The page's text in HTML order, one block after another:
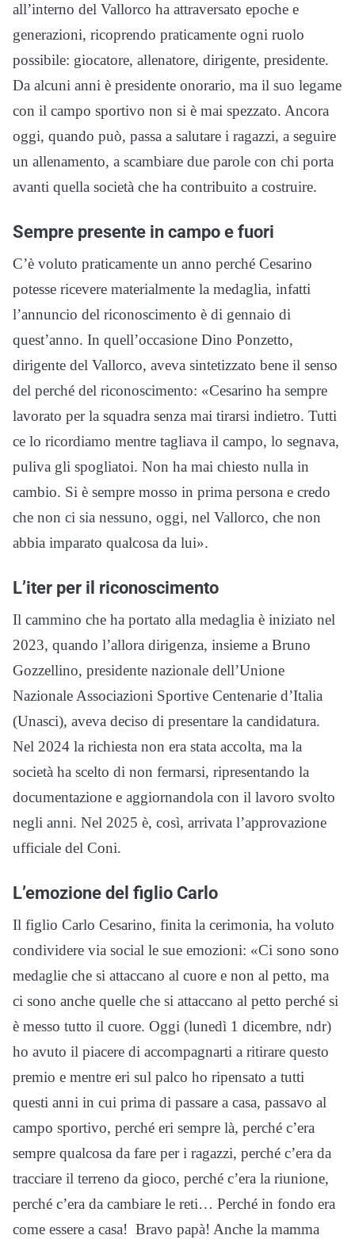
all’interno del Vallorco ha attraversato epoche e
generazioni, ricoprendo praticamente ogni ruolo
possibile: giocatore, allenatore, dirigente, presidente.
Da alcuni anni è presidente onorario, ma il suo legame
con il campo sportivo non si è mai spezzato. Ancora
oggi, quando può, passa a salutare i ragazzi, a seguire
un allenamento, a scambiare due parole con chi porta
avanti quella società che ha contribuito a costruire.
Sempre presente in campo e fuori
C’è voluto praticamente un anno perché Cesarino
potesse ricevere materialmente la medaglia, infatti
l’annuncio del riconoscimento è di gennaio di
quest’anno. In quell’occasione Dino Ponzetto,
dirigente del Vallorco, aveva sintetizzato bene il senso
del perché del riconoscimento: «Cesarino ha sempre
lavorato per la squadra senza mai tirarsi indietro. Tutti
ce lo ricordiamo mentre tagliava il campo, lo segnava,
puliva gli spogliatoi. Non ha mai chiesto nulla in
cambio. Si è sempre mosso in prima persona e credo
che non ci sia nessuno, oggi, nel Vallorco, che non
abbia imparato qualcosa da lui».
L’iter per il riconoscimento
Il cammino che ha portato alla medaglia è iniziato nel
2023, quando l’allora dirigenza, insieme a Bruno
Gozzellino, presidente nazionale dell’Unione
Nazionale Associazioni Sportive Centenarie d’Italia
(Unasci), aveva deciso di presentare la candidatura.
Nel 2024 la richiesta non era stata accolta, ma la
società ha scelto di non fermarsi, ripresentando la
documentazione e aggiornandola con il lavoro svolto
negli anni. Nel 2025 è, così, arrivata l’approvazione
ufficiale del Coni.
L’emozione del figlio Carlo
Il figlio Carlo Cesarino, finita la cerimonia, ha voluto
condividere via social le sue emozioni: «Ci sono sono
medaglie che si attaccano al cuore e non al petto, ma
ci sono anche quelle che si attaccano al petto perché si
è messo tutto il cuore. Oggi (lunedì 1 dicembre, ndr)
ho avuto il piacere di accompagnarti a ritirare questo
premio e mentre eri sul palco ho ripensato a tutti
questi anni in cui prima di passare a casa, passavo al
campo sportivo, perché eri sempre là, perché c’era
sempre qualcosa da fare per i ragazzi, perché c’era da
tracciare il terreno da gioco, perché c’era la riunione,
perché c’era da cambiare le reti… Perché in fondo era
come essere a casa! Bravo papà! Anche la mamma